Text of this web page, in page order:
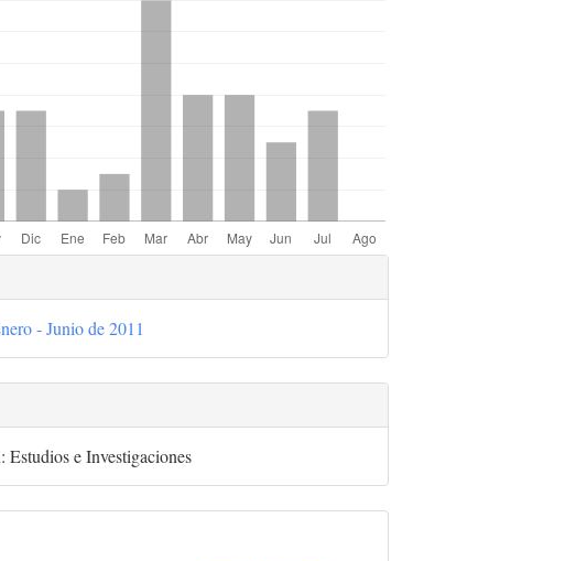
- Junio de 2011
Estudios e Investigaciones